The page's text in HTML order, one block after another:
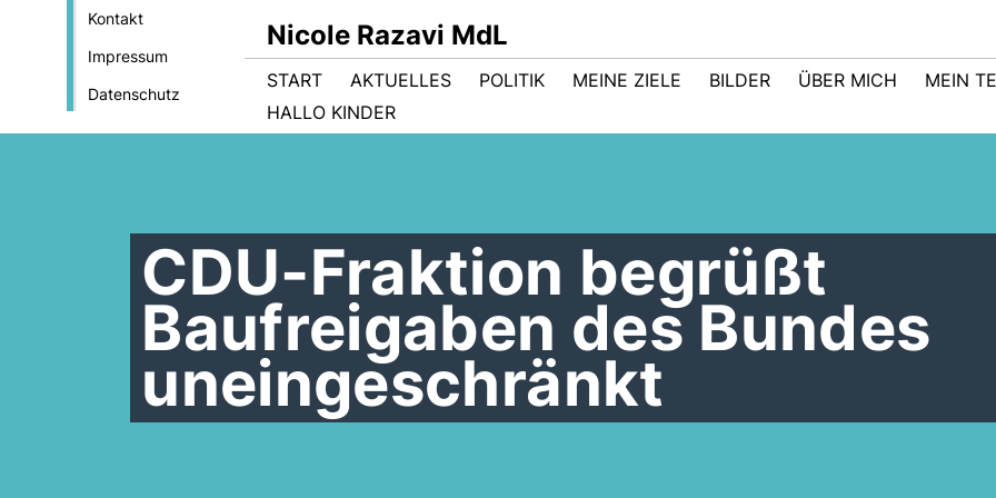
Kontakt
Impressum
Datenschutz
Nicole Razavi MdL
START AKTUELLES POLITIK MEINE ZIELE BILDER ÜBER MICH
MEIN
HALLO KINDER
CDU-Fraktion begrüßt
Baufreigaben des Bundes
uneingeschränkt